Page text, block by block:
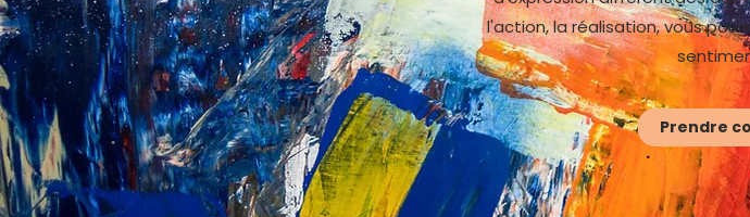
l'action, la réalisation, vous